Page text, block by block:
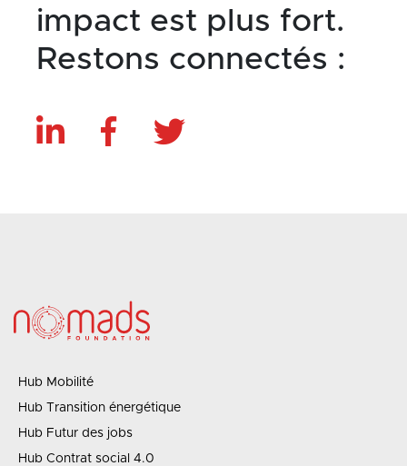
impact est plus fort.
Restons connectés :
Hub Mobilité
Hub Transition énergétique
Hub Futur des jobs
Hub Contrat social 4.0